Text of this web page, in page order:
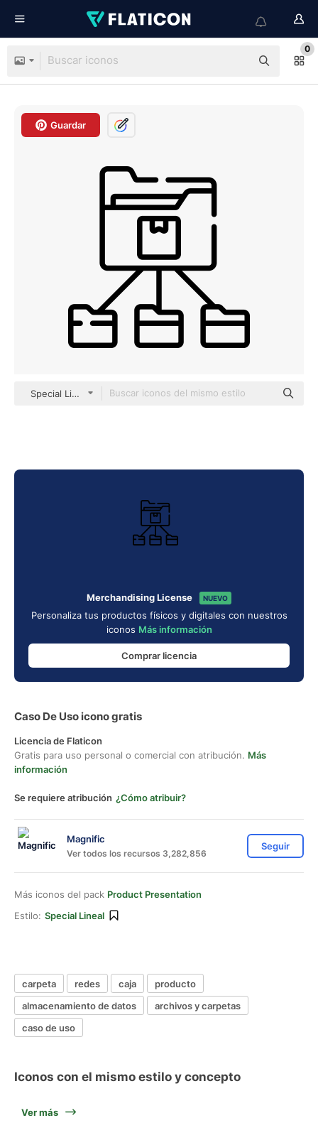
0
Guardar
Special Lineal
Merchandising License NUEVO
Personaliza tus productos físicos y digitales con nuestros
iconos Más información
Comprar licencia
Caso De Uso icono gratis
Licencia de Flaticon
Gratis para uso personal o comercial con atribución. Más
información
Se requiere atribución ¿Cómo atribuir?
Magnific
Ver todos los recursos 3,282,856
Seguir
Más iconos del pack Product Presentation
Estilo: Special Lineal
carpeta redes caja
producto
almacenamiento de datos
archivos y carpetas
caso de uso
Iconos con el mismo estilo y concepto
Ver más